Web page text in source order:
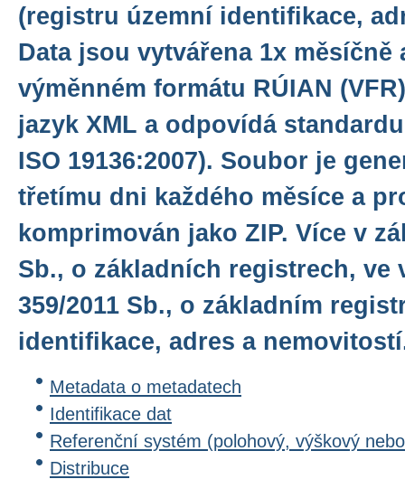
(registru územní identifikace,
Data jsou vytvářena 1x měsíčně
výměnném formátu RÚIAN
jazyk XML a odpovídá
ISO 19136:2007). Soubor je
třetímu dni každého měsíce a
komprimován jako ZIP. Více v
Sb., o základních registrech, ve
359/2011 Sb., o základním
identifikace, adres a
Metadata o metadatech
Identifikace dat
Referenční systém (polohový, výškový
Distribuce